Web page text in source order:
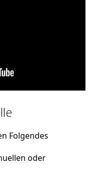
Folgendes
oder